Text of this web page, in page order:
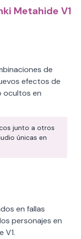
Metahide V1
de
efectos de
ocultos en
junto a otros
únicas en
en fallas
personajes en
V1.